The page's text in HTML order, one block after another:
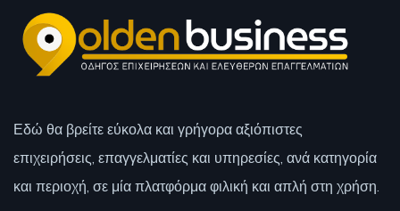
Εδώ θα βρείτε εύκολα και γρήγορα αξιόπιστες
επιχειρήσεις, επαγγελματίες και υπηρεσίες, ανά κατηγορία
και περιοχή, σε μία πλατφόρμα φιλική και απλή στη χρήση.